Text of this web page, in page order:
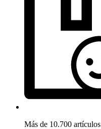
Más de 10.700 artículos